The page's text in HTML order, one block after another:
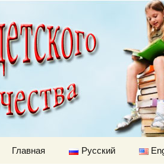
Детский
Главная Русский